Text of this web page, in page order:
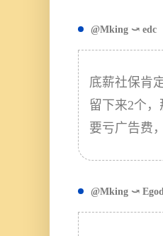
@Mking ⤻ edc
底薪社保肯
留下来2个
要亏广告费
@Mking ⤻ Egod